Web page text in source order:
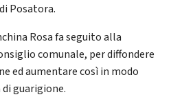
Posatora.
Rosa fa seguito alla
comunale, per diffondere
ed aumentare così in modo
guarigione.